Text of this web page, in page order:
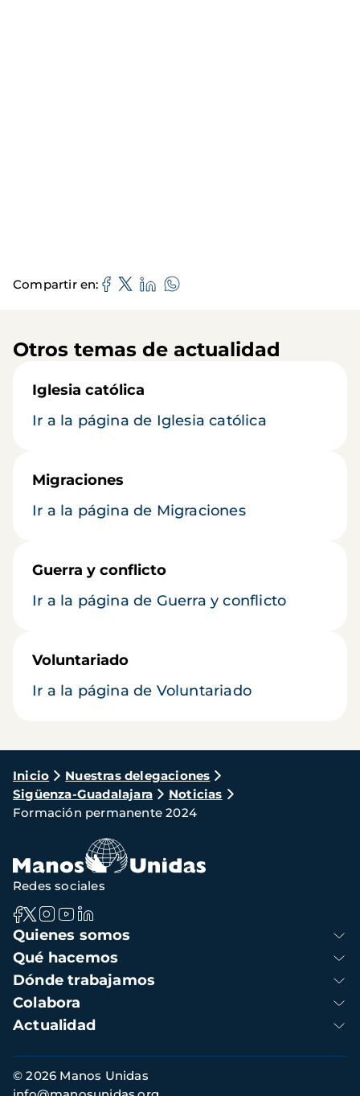
Compartir en
Otros temas de actualidad
Iglesia católica
Ir a la página de Iglesia católica
Migraciones
Ir a la página de Migraciones
Guerra y conflicto
Ir a la página de Guerra y conflicto
Voluntariado
Ir a la página de Voluntariado
Ruta
de
navegación
Inicio
Nuestras delegaciones
Sigüenza-Guadalajara
Noticias
Formación permanente 2024
Navegación
principal
Quienes somos
Qué hacemos
Dónde trabajamos
Colabora
Actualidad
Redes sociales
Información
de
© 2026 Manos Unidas